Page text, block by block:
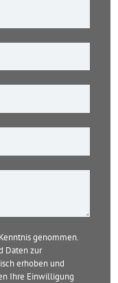
genommen.
Daten zur
erhoben und
Ihre Einwilligung